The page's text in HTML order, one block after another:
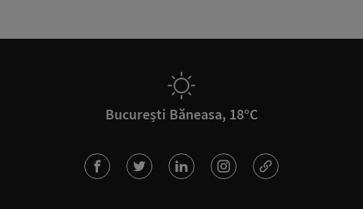
București Băneasa, 18°C